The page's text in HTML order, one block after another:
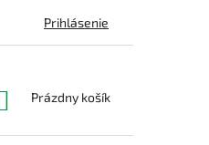
Prihlásenie
NÁKUPNÝ
Prázdny košík